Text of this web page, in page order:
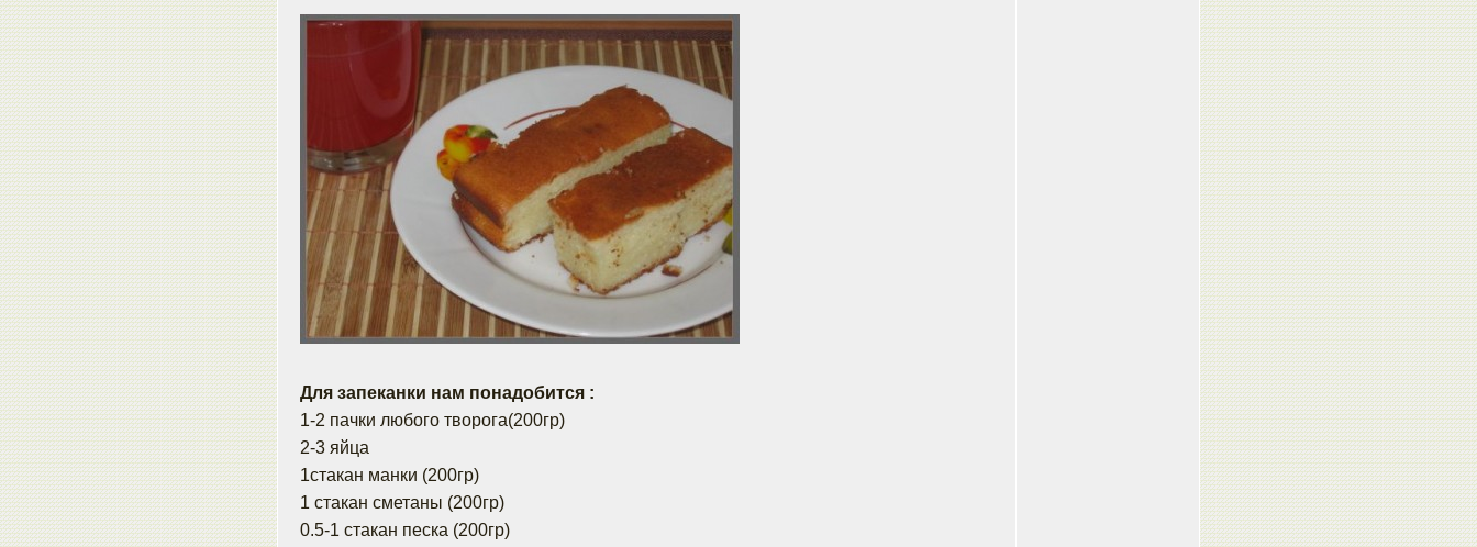
Для запеканки нам понадобится :
1-2 пачки любого творога(200гр)
2-3 яйца
1стакан манки (200гр)
1 стакан сметаны (200гр)
0.5-1 стакан песка (200гр)